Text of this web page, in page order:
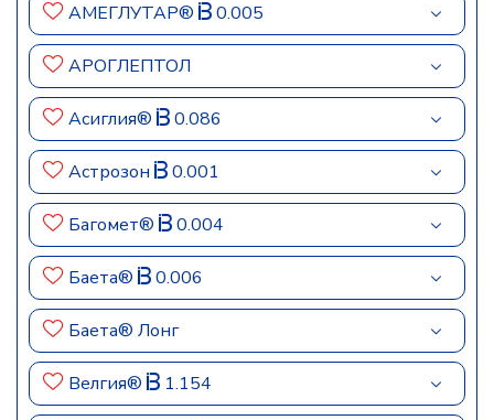
АМЕГЛУТАР® 0.005
АРОГЛЕПТОЛ
Асиглия® 0.086
Астрозон 0.001
Багомет® 0.004
Баета® 0.006
Баета® Лонг
Велгия® 1.154